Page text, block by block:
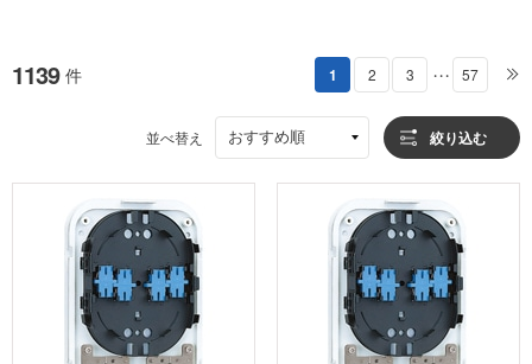
1139 件 1 2 3 ・・・ 57
並べ替え おすすめ順 絞り込む